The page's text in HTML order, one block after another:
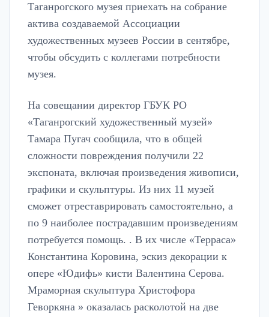
Таганрогского музея приехать на собрание
актива создаваемой Ассоциации
художественных музеев России в сентябре,
чтобы обсудить с коллегами потребности
музея.
На совещании директор ГБУК РО
«Таганрогский художественный музей»
Тамара Пугач сообщила, что в общей
сложности повреждения получили 22
экспоната, включая произведения живописи,
графики и скульптуры. Из них 11 музей
сможет отреставрировать самостоятельно, а
по 9 наиболее пострадавшим произведениям
потребуется помощь. . В их числе «Терраса»
Константина Коровина, эскиз декорации к
опере «Юдифь» кисти Валентина Серова.
Мраморная скульптура Христофора
Геворкяна » оказалась расколотой на две